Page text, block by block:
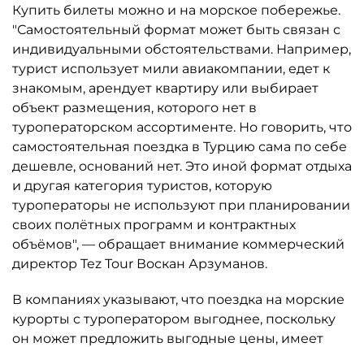
Купить билеты можно и на морское побережье.
"Самостоятельный формат может быть связан с
индивидуальными обстоятельствами. Например,
турист использует мили авиакомпании, едет к
знакомым, арендует квартиру или выбирает
объект размещения, которого нет в
туроператорском ассортименте. Но говорить, что
самостоятельная поездка в Турцию сама по себе
дешевле, оснований нет. Это иной формат отдыха
и другая категория туристов, которую
туроператоры не используют при планировании
своих полётных программ и контрактных
объёмов", — обращает внимание коммерческий
директор Tez Tour Воскан Арзуманов.
В компаниях указывают, что поездка на морские
курорты с туроператором выгоднее, поскольку
он может предложить выгодные цены, имеет